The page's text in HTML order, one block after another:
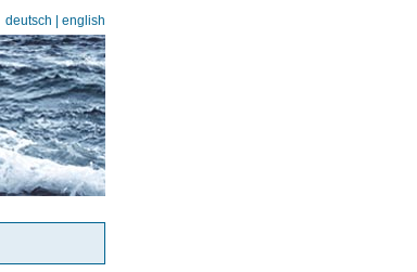
deutsch english